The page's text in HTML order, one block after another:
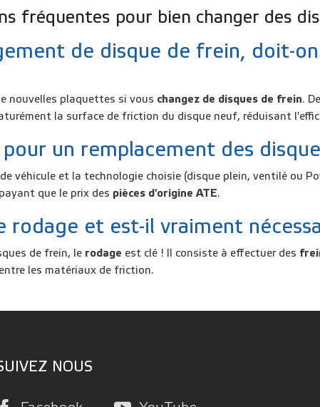
fréquentes pour bien changer des
de disque de frein, doit-
nouvelles plaquettes si vous changez de disques de frein.
la surface de friction du disque neuf, réduisant
un remplacement des
véhicule et la technologie choisie (disque plein, ventilé ou
que le prix des pièces d'origine ATE.
rodage et est-il vraiment
de frein, le rodage est clé ! Il consiste à effectuer des
les matériaux de friction.
NOUS